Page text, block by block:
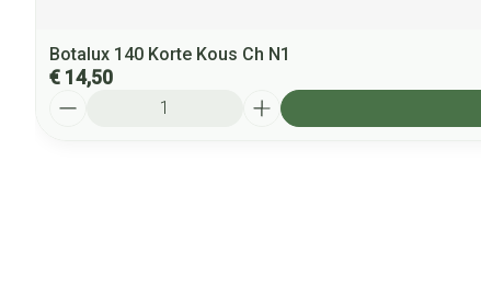
Botalux 140 Korte Kous Ch N1
€ 14,50